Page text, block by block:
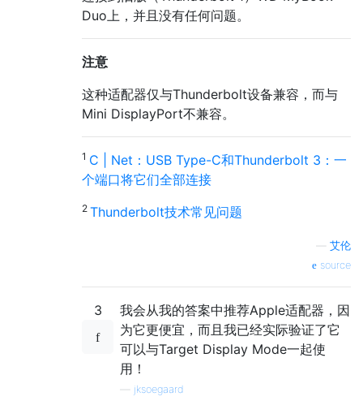
Duo上，并且没有任何问题。
注意
这种适配器仅与Thunderbolt设备兼容，而与
Mini DisplayPort不兼容。
1 C | Net：USB Type-C和Thunderbolt 3：一
个端口将它们全部连接
2 Thunderbolt技术常见​​问题
艾伦
source
3
我会从我的答案中推荐Apple适配器，因
为它更便宜，而且我已经实际验证了它
可以与Target Display Mode一起使
用！
jksoegaard